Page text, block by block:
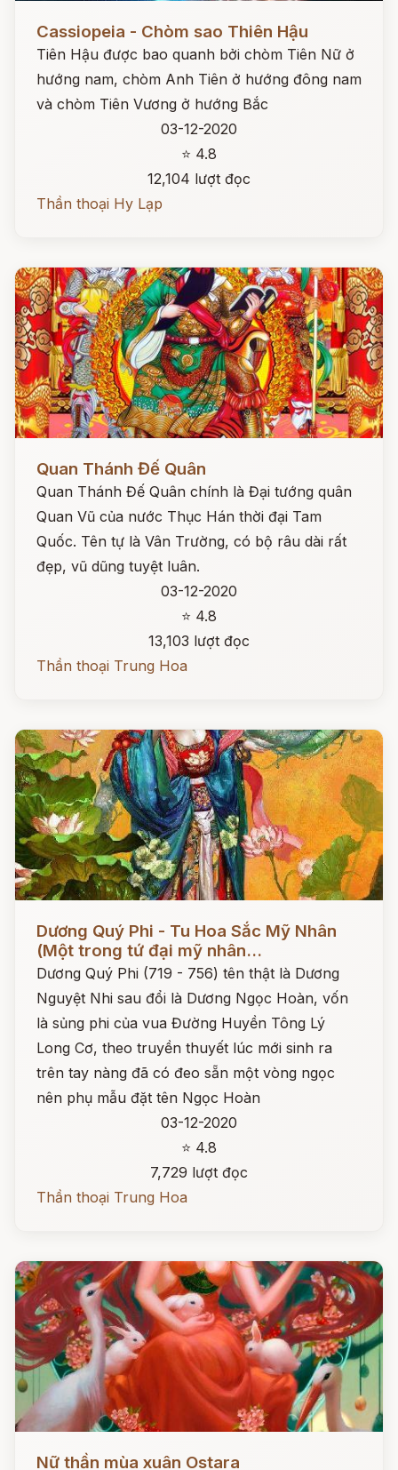
Cassiopeia - Chòm sao Thiên Hậu
Tiên Hậu được bao quanh bởi chòm Tiên Nữ ở
hướng nam, chòm Anh Tiên ở hướng đông nam
và chòm Tiên Vương ở hướng Bắc
03-12-2020
⭐ 4.8
12,104 lượt đọc
Thần thoại Hy Lạp
Quan Thánh Đế Quân
Quan Thánh Đế Quân chính là Đại tướng quân
Quan Vũ của nước Thục Hán thời đại Tam
Quốc. Tên tự là Vân Trường, có bộ râu dài rất
đẹp, vũ dũng tuyệt luân.
03-12-2020
⭐ 4.8
13,103 lượt đọc
Thần thoại Trung Hoa
Dương Quý Phi - Tu Hoa Sắc Mỹ Nhân
(Một trong tứ đại mỹ nhân...
Dương Quý Phi (719 - 756) tên thật là Dương
Nguyệt Nhi sau đổi là Dương Ngọc Hoàn, vốn
là sủng phi của vua Đường Huyền Tông Lý
Long Cơ, theo truyền thuyết lúc mới sinh ra
trên tay nàng đã có đeo sẵn một vòng ngọc
nên phụ mẫu đặt tên Ngọc Hoàn
03-12-2020
⭐ 4.8
7,729 lượt đọc
Thần thoại Trung Hoa
Nữ thần mùa xuân Ostara